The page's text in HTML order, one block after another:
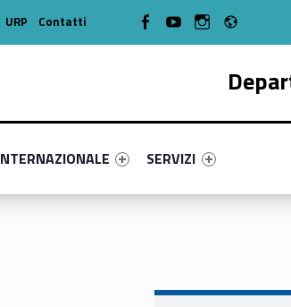
33088-49
identifier #link-menu-primary-6612-55
Link identifier #link-
SERVIZI
URP Contatti WebMan on FacebookWebMan on YoutubeWebMan on Instagram